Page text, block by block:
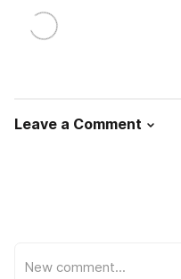
Leave a Comment